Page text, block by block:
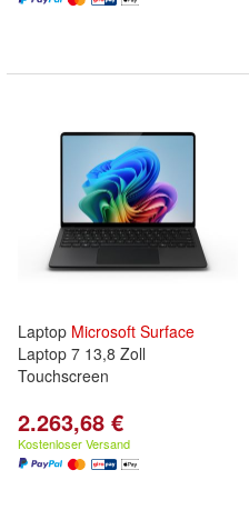
Laptop Microsoft Surface
Laptop 7 13,8 Zoll
Touchscreen
2.263,68 €
Kostenloser Versand